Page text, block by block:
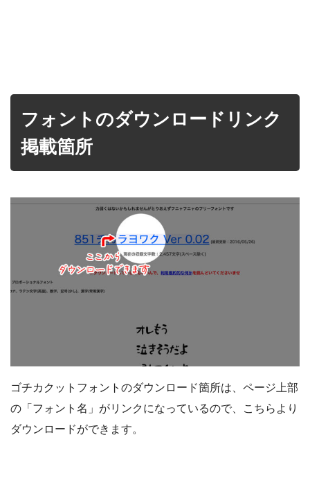
フォントのダウンロードリンク
掲載箇所
ゴチカクットフォントのダウンロード箇所は、ページ上部
の「フォント名」がリンクになっているので、こちらより
ダウンロードができます。